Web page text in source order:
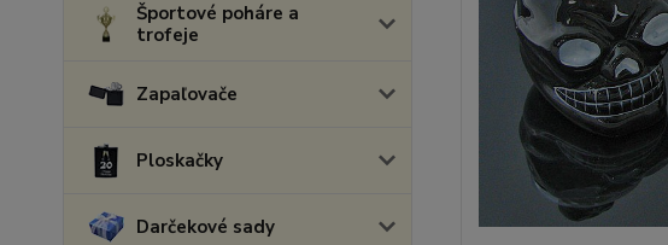
Športové poháre a
trofeje
Zapaľovače
Ploskačky
Darčekové sady